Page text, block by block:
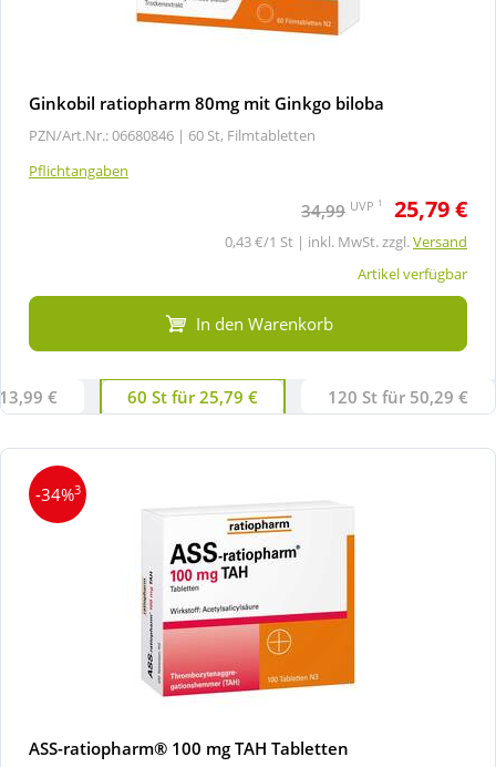
Ginkobil ratiopharm 80mg mit Ginkgo biloba
PZN/Art.Nr.: 06680846 | 60 St, Filmtabletten
Pflichtangaben
34,99 UVP 1 25,79 €
0,43 €/1 St | inkl. MwSt. zzgl.Versand
Artikel verfügbar
In den Warenkorb
€ 60 St für 25,79 € 120 St für 50,29 €
-34%3
ASS-ratiopharm® 100 mg TAH Tabletten